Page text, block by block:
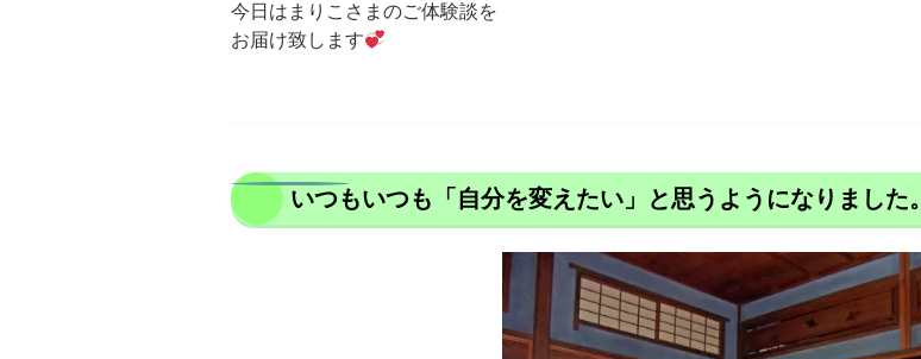
今日はまりこさまのご体験談を
お届け致します
いつもいつも「自分を変えたい」と思うようになりました。